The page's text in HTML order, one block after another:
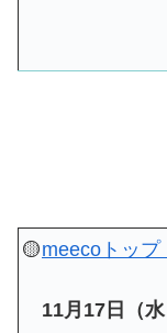
🟡meecoトップ
11月17日（